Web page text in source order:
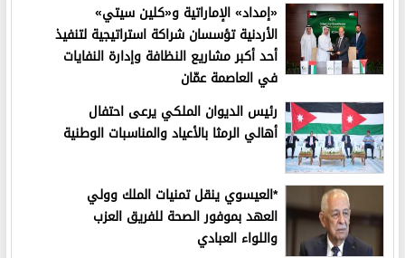
«إمداد» الإماراتية و«كلين سيتي»
الأردنية تؤسسان شراكة استراتيجية لتنفيذ
أحد أكبر مشاريع النظافة وإدارة النفايات
في العاصمة عمّان
رئيس الديوان الملكي يرعى احتفال
أهالي الرمثا بالأعياد والمناسبات الوطنية
*العيسوي ينقل تمنيات الملك وولي
العهد بموفور الصحة للفريق العزب
واللواء العبادي